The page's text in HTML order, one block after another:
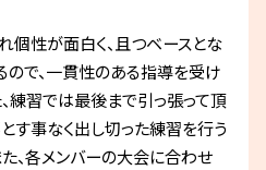
個性が面白く、且つベースとな
ので、一貫性のある指導を受け
練習では最後まで引っ張って頂
す事なく出し切った練習を行う
、各メンバーの大会に合わせ